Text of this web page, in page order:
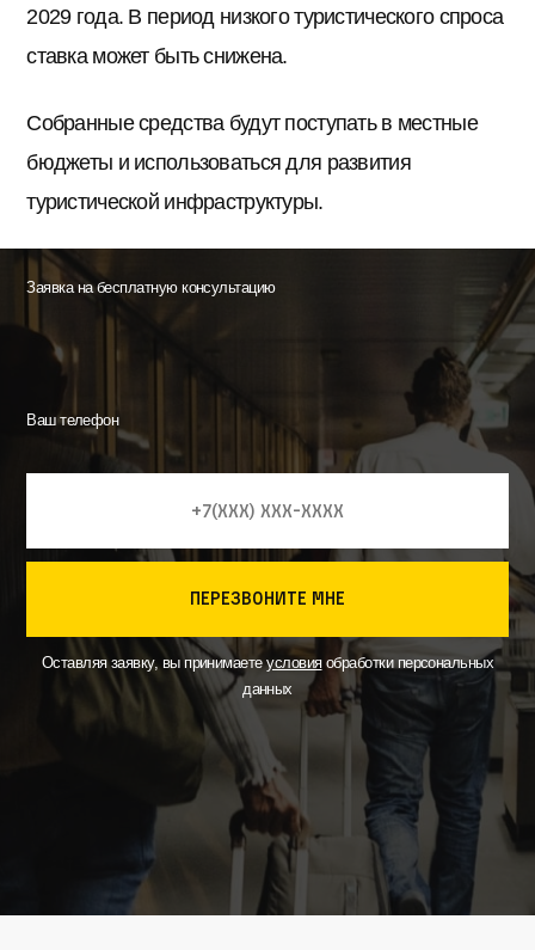
2029 года. В период низкого туристического спроса
ставка может быть снижена.
Собранные средства будут поступать в местные
бюджеты и использоваться для развития
туристической инфраструктуры.
Заявка на бесплатную консультацию
Ваш телефон
перезвоните мне
Оставляя заявку, вы принимаетеусловияобработки персональных
данных